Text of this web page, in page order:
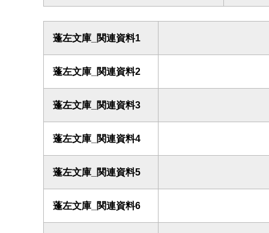
蓬左文庫_関連資料1
蓬左文庫_関連資料2
蓬左文庫_関連資料3
蓬左文庫_関連資料4
蓬左文庫_関連資料5
蓬左文庫_関連資料6